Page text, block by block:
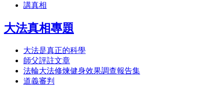
講真相
大法真相專題
大法是真正的科學
師父評註文章
法輪大法修煉健身效果調查報告集
道義審判